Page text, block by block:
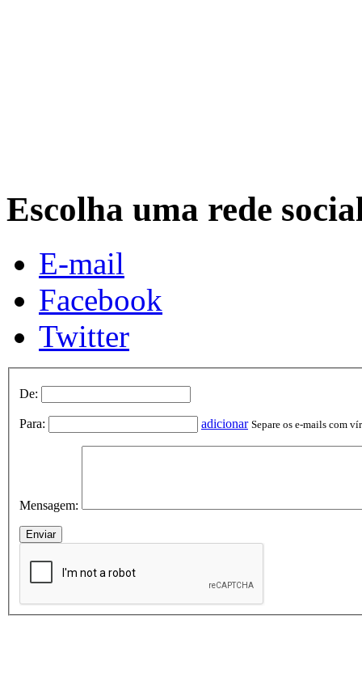
Escolha uma rede
E-mail
Facebook
Twitter
De:
Para: adicionar Separe os e-mails com
Mensagem: